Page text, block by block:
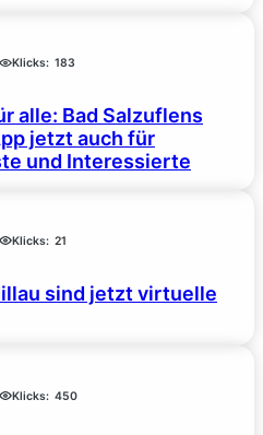
Klicks: 183
alle: Bad Salzuflens
jetzt auch für
und Interessierte
Klicks: 21
sind jetzt virtuelle
Klicks: 450